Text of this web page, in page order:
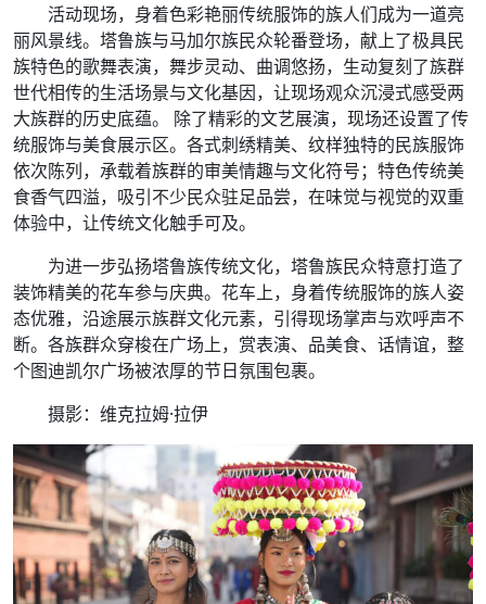
活动现场，身着色彩艳丽传统服饰的族人们成为一道亮
丽风景线。塔鲁族与马加尔族民众轮番登场，献上了极具民
族特色的歌舞表演，舞步灵动、曲调悠扬，生动复刻了族群
世代相传的生活场景与文化基因，让现场观众沉浸式感受两
大族群的历史底蕴。 除了精彩的文艺展演，现场还设置了传
统服饰与美食展示区。各式刺绣精美、纹样独特的民族服饰
依次陈列，承载着族群的审美情趣与文化符号；特色传统美
食香气四溢，吸引不少民众驻足品尝，在味觉与视觉的双重
体验中，让传统文化触手可及。
为进一步弘扬塔鲁族传统文化，塔鲁族民众特意打造了
装饰精美的花车参与庆典。花车上，身着传统服饰的族人姿
态优雅，沿途展示族群文化元素，引得现场掌声与欢呼声不
断。各族群众穿梭在广场上，赏表演、品美食、话情谊，整
个图迪凯尔广场被浓厚的节日氛围包裹。
摄影：维克拉姆·拉伊